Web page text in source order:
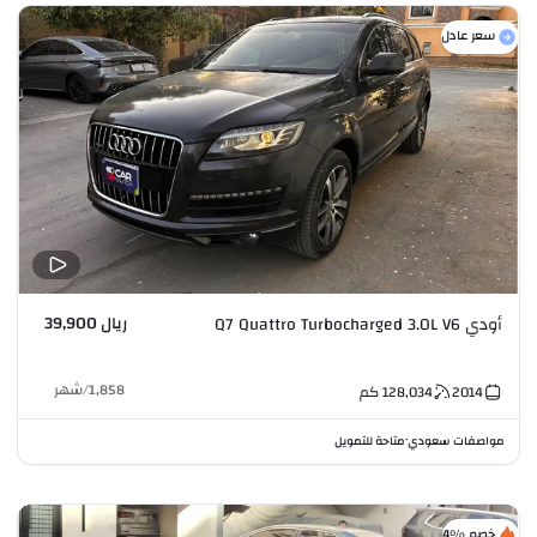
سعر عادل
أودي Q7 Quattro Turbocharged 3.0L V6 ريال 39,900
2014
128,034كم 1,858
/شهر
مواصفات سعودي•متاحة للتمويل